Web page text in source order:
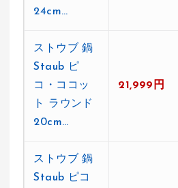
24cm…
ストウブ 鍋
Staub ピ
コ・ココッ
ト ラウンド
20cm…
21,999円
ストウブ 鍋
Staub ピコ